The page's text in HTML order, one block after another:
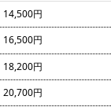
14,500円
16,500円
18,200円
20,700円